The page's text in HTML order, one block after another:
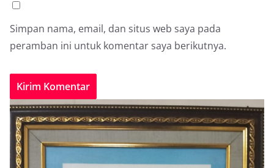
Simpan nama, email, dan situs web saya pada
peramban ini untuk komentar saya berikutnya.